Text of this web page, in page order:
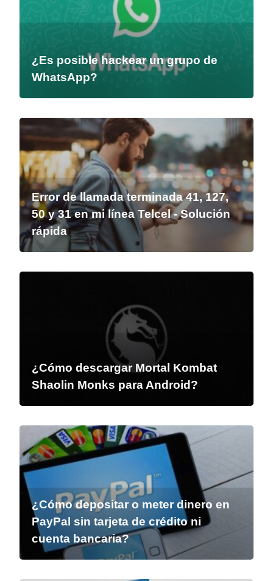
¿Es posible hackear un grupo de
WhatsApp?
Error de llamada terminada 41, 127,
50 y 31 en mi línea Telcel - Solución
rápida
¿Cómo descargar Mortal Kombat
Shaolin Monks para Android?
¿Cómo depositar o meter dinero en
PayPal sin tarjeta de crédito ni
cuenta bancaria?